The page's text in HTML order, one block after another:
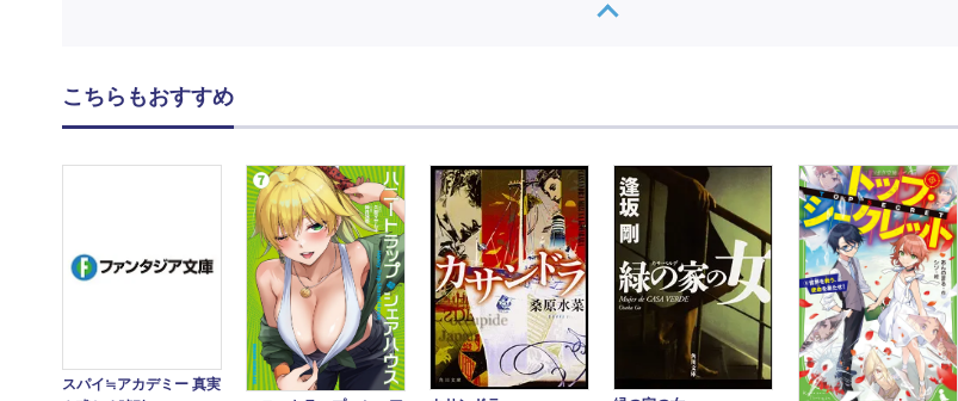
こちらもおすすめ
スパイ≒アカデミー 真実